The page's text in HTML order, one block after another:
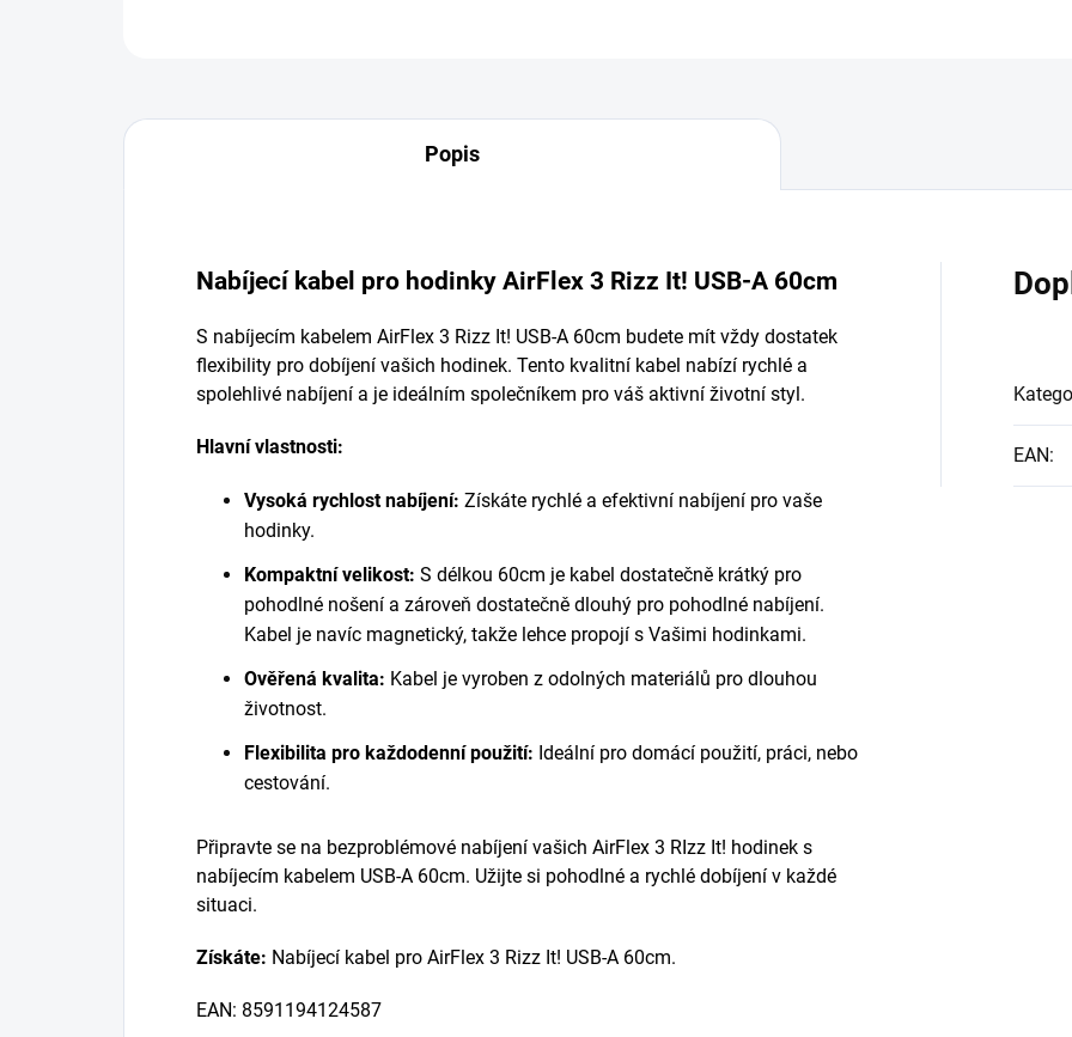
Popis
Nabíjecí kabel pro hodinky AirFlex 3 Rizz It! USB-A 60cm
S nabíjecím kabelem AirFlex 3 Rizz It! USB-A 60cm budete mít vždy dostatek
flexibility pro dobíjení vašich hodinek. Tento kvalitní kabel nabízí rychlé a
spolehlivé nabíjení a je ideálním společníkem pro váš aktivní životní styl.
Hlavní vlastnosti:
Vysoká rychlost nabíjení: Získáte rychlé a efektivní nabíjení pro vaše
hodinky.
Kompaktní velikost: S délkou 60cm je kabel dostatečně krátký pro
pohodlné nošení a zároveň dostatečně dlouhý pro pohodlné nabíjení.
Kabel je navíc magnetický, takže lehce propojí s Vašimi hodinkami.
Ověřená kvalita: Kabel je vyroben z odolných materiálů pro dlouhou
životnost.
Flexibilita pro každodenní použití: Ideální pro domácí použití, práci, nebo
cestování.
Připravte se na bezproblémové nabíjení vašich AirFlex 3 RIzz It! hodinek s
nabíjecím kabelem USB-A 60cm. Užijte si pohodlné a rychlé dobíjení v každé
situaci.
Získáte: Nabíjecí kabel pro AirFlex 3 Rizz It! USB-A 60cm.
EAN: 8591194124587
EAN: